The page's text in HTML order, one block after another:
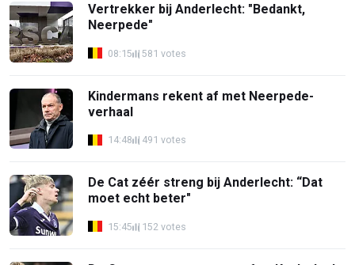
Vertrekker bij Anderlecht: "Bedankt,
Neerpede"
08:15 581 votes
Kindermans rekent af met Neerpede-
verhaal
14:48 491 votes
De Cat zéér streng bij Anderlecht: “Dat
moet echt beter"
15:45 152 votes